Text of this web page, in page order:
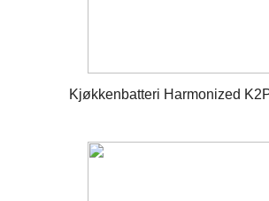
Kjøkkenbatteri Harmonized